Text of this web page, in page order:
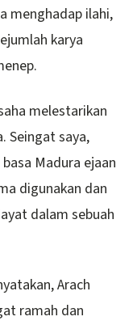
menghadap ilahi,
karya
melestarikan
Seingat saya,
Madura ejaan
digunakan dan
dalam sebuah
Arach
ramah dan